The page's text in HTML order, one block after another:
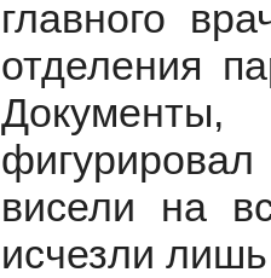
главного
отделения
висели на
исчезли